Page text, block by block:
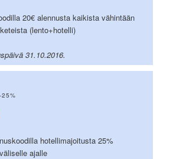
20€ alennusta kaikista vähintään
(lento+hotelli)
31.10.2016.
hotellimajoitusta 25%
ajalle